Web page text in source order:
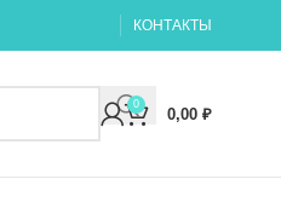
КОНТАКТЫ
0
0,00 ₽